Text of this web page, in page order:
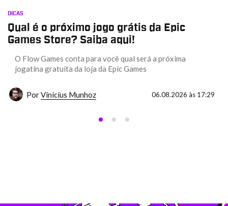
DICAS
Qual é o próximo jogo grátis da Epic
Games Store? Saiba aqui!
O Flow Games conta para você qual será a próxima
jogatina gratuita da loja da Epic Games
PorVinícius Munhoz 06.08.2026 às 17:29